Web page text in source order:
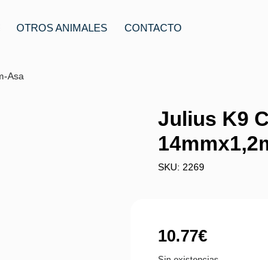
OTROS ANIMALES CONTACTO
Asa
Julius K9
SKU: 2269
10.77€